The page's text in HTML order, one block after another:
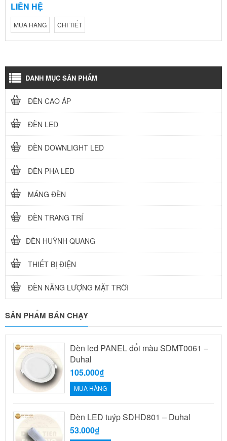
LIÊN HỆ
MUA HÀNG CHI TIẾT
DANH MỤC SẢN PHẨM
ĐÈN CAO ÁP
ĐÈN LED
ĐÈN DOWNLIGHT LED
ĐÈN PHA LED
MÁNG ĐÈN
ĐÈN TRANG TRÍ
ĐÈN HUỲNH QUANG
THIẾT BỊ ĐIỆN
ĐÈN NĂNG LƯỢNG MẶT TRỜI
SẢN PHẨM BÁN CHẠY
Đèn led PANEL đổi màu SDMT0061 –
Duhal
105.000₫
MUA HÀNG
Đèn LED tuýp SDHD801 – Duhal
53.000₫